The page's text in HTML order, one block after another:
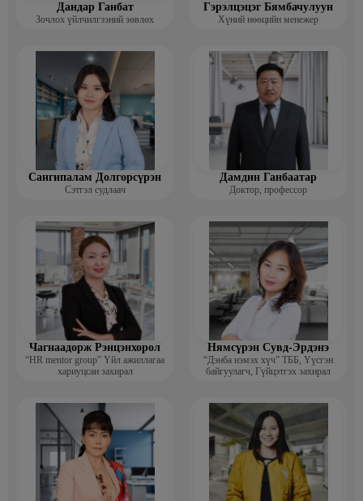
Дандар Ганбат
Зочлох үйлчилгээний зөвлөх
Гэрэлцэцэг Бямбачулуун
Хүний нөөцийн менежер
Сангипалам Долгорсүрэн
Сэтгэл судлаач
Дамдин Ганбаатар
Доктор, профессор
Чагнаадорж Рэнцэнхорол
“HR mentor group” Үйл ажиллагаа
хариуцсан захирал
Нямсүрэн Сувд-Эрдэнэ
“Дэнба нэмэх хүч” ТББ, Үүсгэн
байгуулагч, Гүйцэтгэх захирал